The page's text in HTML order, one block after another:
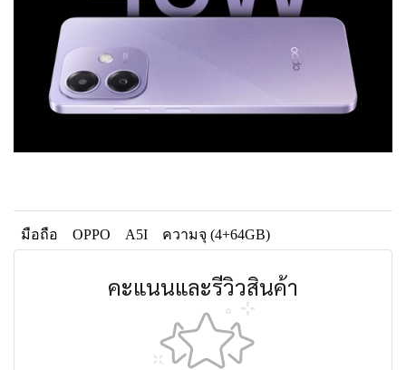
มือถือ OPPO A5I ความจุ (4+64GB)
คะแนนและรีวิวสินค้า